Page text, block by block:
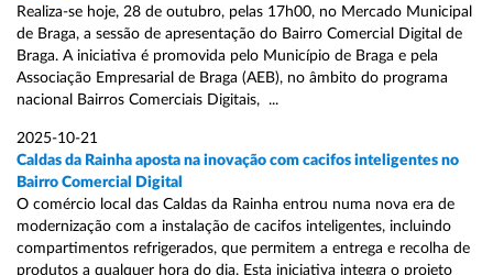
Realiza-se hoje, 28 de outubro, pelas 17h00, no Mercado Municipal
de Braga, a sessão de apresentação do Bairro Comercial Digital de
Braga. A iniciativa é promovida pelo Município de Braga e pela
Associação Empresarial de Braga (AEB), no âmbito do programa
nacional Bairros Comerciais Digitais, ...
2025-10-21
Caldas da Rainha aposta na inovação com cacifos inteligentes no
Bairro Comercial Digital
O comércio local das Caldas da Rainha entrou numa nova era de
modernização com a instalação de cacifos inteligentes, incluindo
compartimentos refrigerados, que permitem a entrega e recolha de
produtos a qualquer hora do dia. Esta iniciativa integra o projeto